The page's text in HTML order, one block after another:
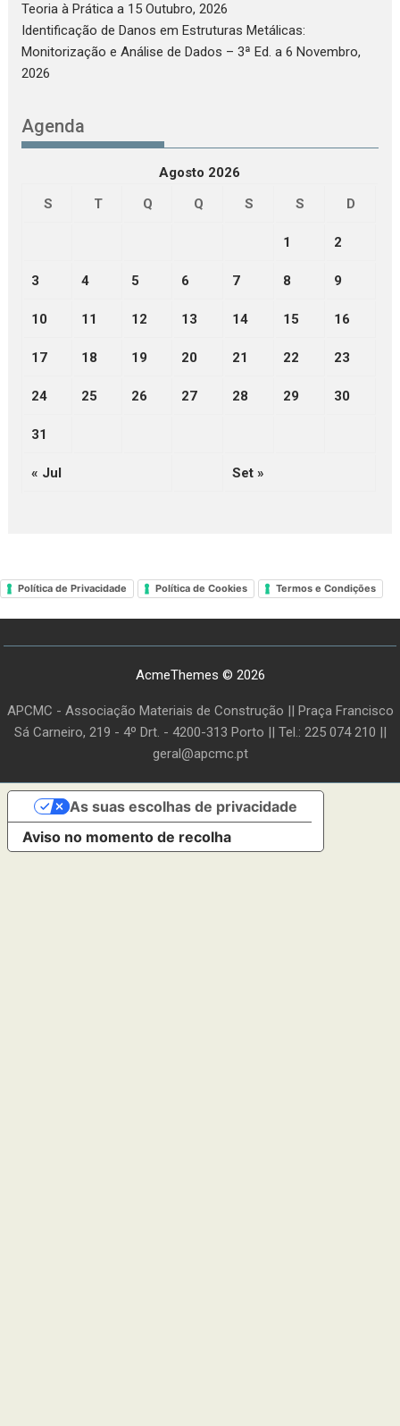
Teoria à Prática a 15 Outubro, 2026
Identificação de Danos em Estruturas Metálicas:
Monitorização e Análise de Dados – 3ª Ed. a 6 Novembro,
2026
Agenda
Agosto 2026
S
T Q Q S S D
1 2
3 4 5 6 7 8 9
10 11 12 13 14 15 16
17 18 19 20 21 22 23
24 25 26 27 28 29 30
31
« Jul Set »
Política de Privacidade Política de Cookies Termos e Condições
AcmeThemes © 2026
APCMC - Associação Materiais de Construção || Praça Francisco
Sá Carneiro, 219 - 4º Drt. - 4200-313 Porto || Tel.: 225 074 210 ||
geral@apcmc.pt
Aviso no momento de recolha
As suas escolhas de privacidade